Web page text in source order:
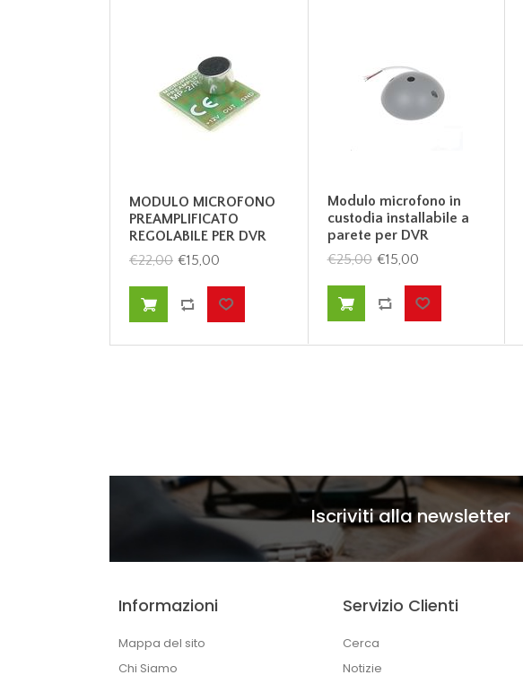
MODULO MICROFONO
PREAMPLIFICATO
REGOLABILE PER DVR
€22,00 €15,00
Modulo microfono in
custodia installabile a
parete per DVR
€25,00 €15,00
Iscriviti alla newsletter
Informazioni
Mappa del sito
Chi Siamo
Servizio Clienti
Cerca
Notizie